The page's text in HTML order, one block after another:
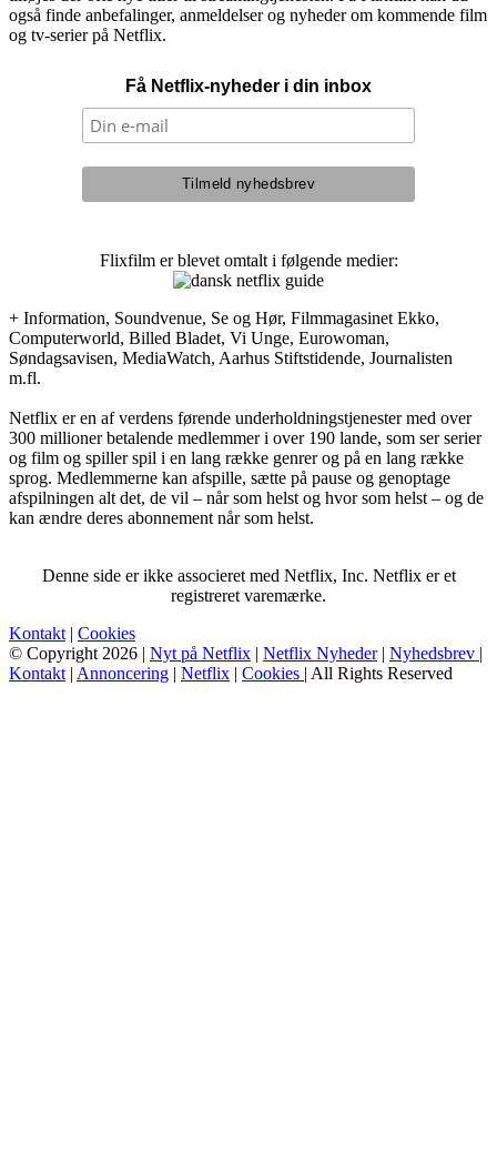
også finde anbefalinger, anmeldelser og nyheder om kommende film
og tv-serier på Netflix.
Få Netflix-nyheder i din inbox
Flixfilm er blevet omtalt i følgende medier:
+ Information, Soundvenue, Se og Hør, Filmmagasinet Ekko,
Computerworld, Billed Bladet, Vi Unge, Eurowoman,
Søndagsavisen, MediaWatch, Aarhus Stiftstidende, Journalisten
m.fl.
Netflix er en af verdens førende underholdningstjenester med over
300 millioner betalende medlemmer i over 190 lande, som ser serier
og film og spiller spil i en lang række genrer og på en lang række
sprog. Medlemmerne kan afspille, sætte på pause og genoptage
afspilningen alt det, de vil – når som helst og hvor som helst – og de
kan ændre deres abonnement når som helst.
Denne side er ikke associeret med Netflix, Inc. Netflix er et
registreret varemærke.
Kontakt | Cookies
© Copyright 2026 | Nyt på Netflix | Netflix Nyheder| Nyhedsbrev |
Kontakt | Annoncering | Netflix | Cookies | All Rights Reserved